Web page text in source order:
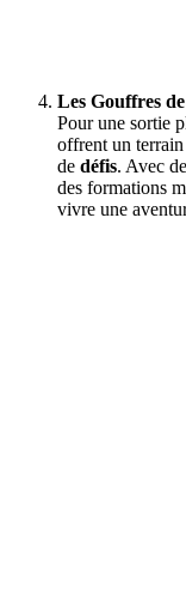
Les Gouffres
Pour une sortie
offrent un
de défis. Avec
des formations
vivre une